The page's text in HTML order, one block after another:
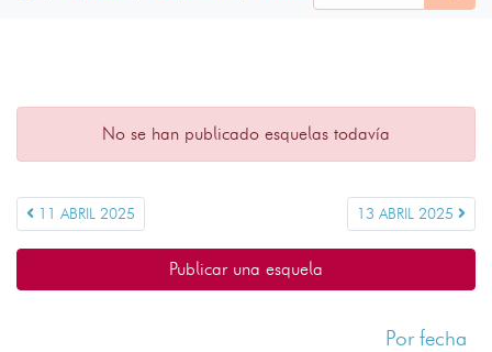
No se han publicado esquelas todavía
11 ABRIL 2025 13 ABRIL 2025
Publicar una esquela
Por fecha